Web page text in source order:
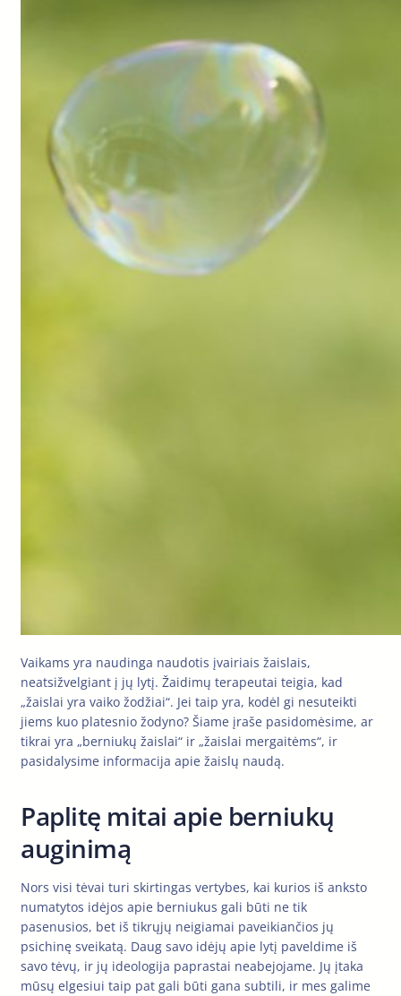
Vaikams yra naudinga naudotis įvairiais žaislais,
neatsižvelgiant į jų lytį. Žaidimų terapeutai teigia, kad
„žaislai yra vaiko žodžiai“. Jei taip yra, kodėl gi nesuteikti
jiems kuo platesnio žodyno? Šiame įraše pasidomėsime, ar
tikrai yra „berniukų žaislai“ ir „žaislai mergaitėms“, ir
pasidalysime informacija apie žaislų naudą.
Paplitę mitai apie berniukų
auginimą
Nors visi tėvai turi skirtingas vertybes, kai kurios iš anksto
numatytos idėjos apie berniukus gali būti ne tik
pasenusios, bet iš tikrųjų neigiamai paveikiančios jų
psichinę sveikatą. Daug savo idėjų apie lytį paveldime iš
savo tėvų, ir jų ideologija paprastai neabejojame. Jų įtaka
mūsų elgesiui taip pat gali būti gana subtili, ir mes galime